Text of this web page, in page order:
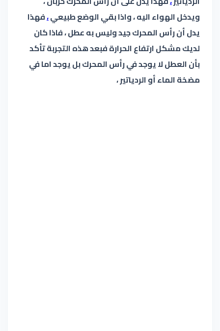
ويدخل الهواء اليه ، واذا بقي الوضع طبيعي،فهذا
يدل أن رأس المحرك جيد وليس به عطل ، فاذا كان
لديك مشكل ارتفاع الحرارة فبعد هذه التجربة تأكد
بأن العطل لا يوجد في رأس المحرك بل يوجد اما في
مضخة الماء أو الردياتير ،